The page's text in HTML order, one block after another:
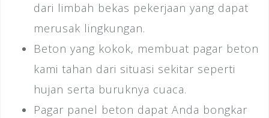
dari limbah bekas pekerjaan yang dapat
merusak lingkungan.
Beton yang kokok, membuat pagar beton
kami tahan dari situasi sekitar seperti
hujan serta buruknya cuaca.
Pagar panel beton dapat Anda bongkar